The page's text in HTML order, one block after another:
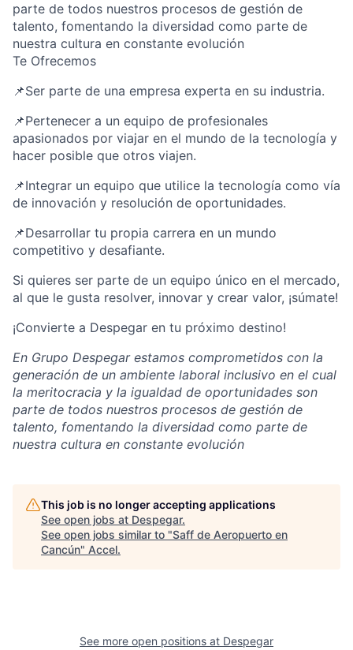
parte de todos nuestros procesos de gestión de
talento, fomentando la diversidad como parte de
nuestra cultura en constante evolución
Te Ofrecemos
📌Ser parte de una empresa experta en su industria.
📌Pertenecer a un equipo de profesionales
apasionados por viajar en el mundo de la tecnología y
hacer posible que otros viajen.
📌Integrar un equipo que utilice la tecnología como vía
de innovación y resolución de oportunidades.
📌Desarrollar tu propia carrera en un mundo
competitivo y desafiante.
Si quieres ser parte de un equipo único en el mercado,
al que le gusta resolver, innovar y crear valor, ¡súmate!
¡Convierte a Despegar en tu próximo destino!
En Grupo Despegar estamos comprometidos con la
generación de un ambiente laboral inclusivo en el cual
la meritocracia y la igualdad de oportunidades son
parte de todos nuestros procesos de gestión de
talento, fomentando la diversidad como parte de
nuestra cultura en constante evolución
This job is no longer accepting applications
See open jobs at Despegar.
See open jobs similar to "Saff de Aeropuerto en
Cancún" Accel.
See more open positions at Despegar